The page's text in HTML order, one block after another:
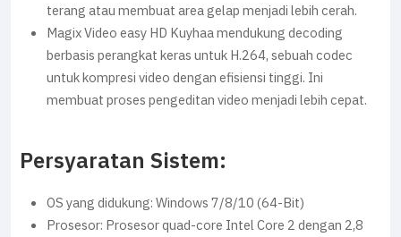
terang atau membuat area gelap menjadi lebih cerah.
Magix Video easy HD Kuyhaa mendukung decoding
berbasis perangkat keras untuk H.264, sebuah codec
untuk kompresi video dengan efisiensi tinggi. Ini
membuat proses pengeditan video menjadi lebih cepat.
Persyaratan Sistem:
OS yang didukung: Windows 7/8/10 (64-Bit)
Prosesor: Prosesor quad-core Intel Core 2 dengan 2,8